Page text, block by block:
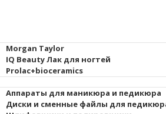
Morgan Taylor
IQ Beauty Лак для ногтей
Prolac+bioceramics
Аппараты для маникюра и педикюра
Диски и сменные файлы для